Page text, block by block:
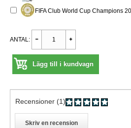
FIFA Club World Cup Champions
ANTAL:
Lägg till i kundvagn
Recensioner (1)
Skriv en recension